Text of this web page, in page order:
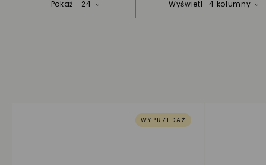
Wyświetl 4 kolumny
Pokaż 24
WYPRZEDAŻ